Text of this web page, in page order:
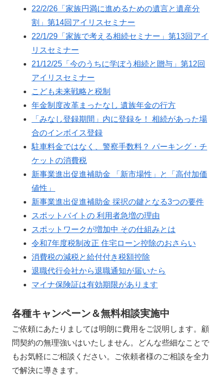
22/2/26「家族円満に進めるための遺言と遺産分
割」第14回アイリスセミナー
22/1/29「家族で考える相続セミナー」第13回アイ
リスセミナー
21/12/25「今のうちに学ぼう相続と贈与」第12回
アイリスセミナー
こども未来戦略と税制
年金制度改革まったなし 遺族年金の行方
「みなし登録期間」内に登録を！ 相続があった場
合のインボイス登録
駐車料金ではなく、警察手数料？ パーキング・チ
ケットの消費税
新事業進出促進補助金 「新市場性」と「高付加価
値性」
新事業進出促進補助金 採択の鍵となる3つの要件
スポットバイトの 利用者急増の理由
スポットワークが増加中 その仕組みとは
令和7年度税制改正 住宅ローン控除のおさらい
消費税の減税と給付付き税額控除
退職代行会社から退職通知が届いたら
マイナ保険証は有効期限があります
各種キャンペーン＆無料相談実施中
ご依頼にあたりましては明朗に費用をご説明します。顧
問契約の無理強いはいたしません。どんな些細なことで
もお気軽にご相談ください。ご依頼者様のご相談を全力
で解決に導きます。